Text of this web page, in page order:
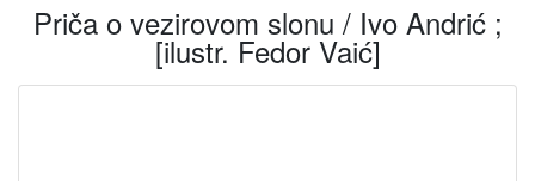
Priča o vezirovom slonu / Ivo Andrić ;
[ilustr. Fedor Vaić]